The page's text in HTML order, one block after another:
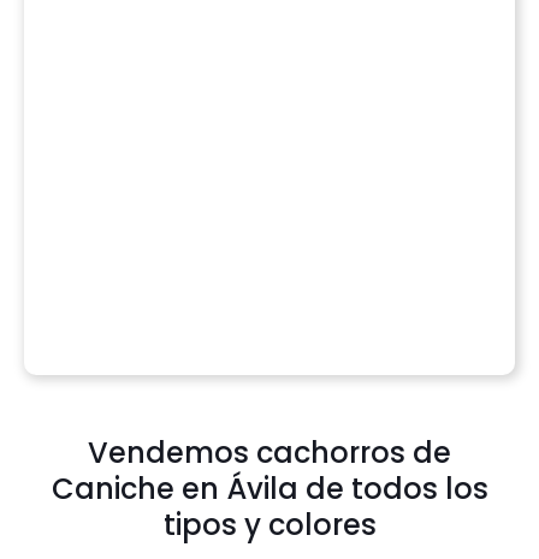
Vendemos cachorros de
Caniche en Ávila de todos los
tipos y colores